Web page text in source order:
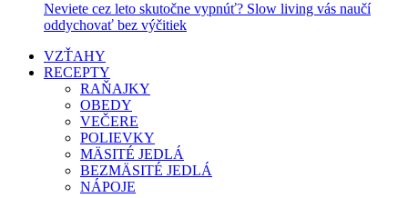
Neviete cez leto skutočne vypnúť? Slow living vás naučí
oddychovať bez výčitiek
VZŤAHY
RECEPTY
RAŇAJKY
OBEDY
VEČERE
POLIEVKY
MÄSITÉ JEDLÁ
BEZMÄSITÉ JEDLÁ
NÁPOJE